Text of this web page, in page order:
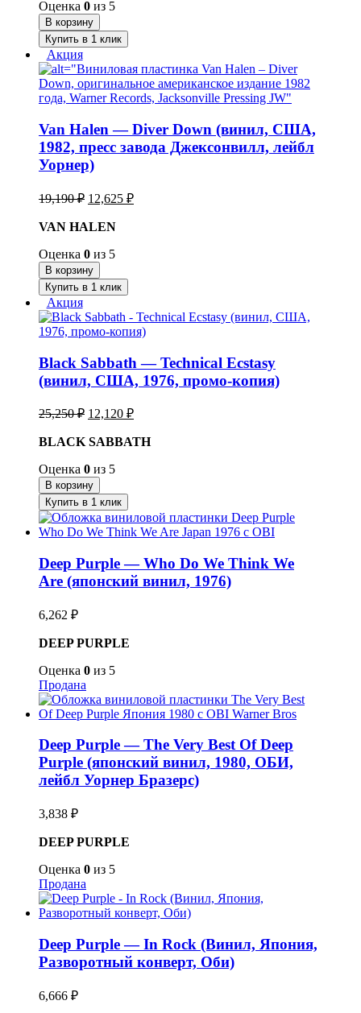
Оценка 0 из 5
В корзину
Купить в 1 клик
Акция
Van Halen — Diver Down (винил, США,
1982, пресс завода Джексонвилл, лейбл
Уорнер)
19,190₽ Первоначальная
составляла
12,625 ₽Текущая
VAN HALEN
Оценка 0 из 5
В корзину
Купить в 1 клик
Акция
Black Sabbath — Technical Ecstasy
(винил, США, 1976, промо-копия)
25,250₽ Первоначальная
составляла
12,120 ₽Текущая
12,120 ₽.
BLACK SABBATH
Оценка 0 из 5
В корзину
Купить в 1 клик
Deep Purple — Who Do We Think We
Are (японский винил, 1976)
6,262 ₽
DEEP PURPLE
Оценка 0 из 5
Продана
Deep Purple — The Very Best Of Deep
Purple (японский винил, 1980, ОБИ,
лейбл Уорнер Бразерс)
3,838 ₽
DEEP PURPLE
Оценка 0 из 5
Продана
Deep Purple — In Rock (Винил, Япония,
Разворотный конверт, Оби)
6,666 ₽